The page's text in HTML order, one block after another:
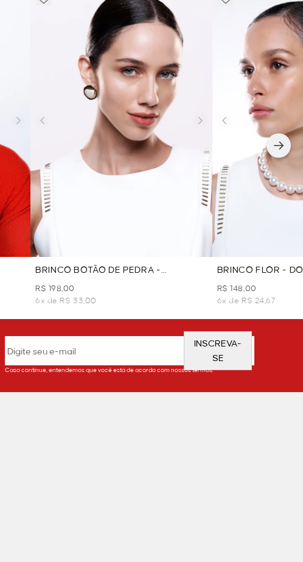
BRINCO BOTÃO DE PEDRA -
DOURADO
R$ 198,00
6x de R$ 33,00
BRINCO FLOR -
R$ 148,00
6x de R$ 24,67
INSCREVA-
SE
Caso continue, entendemos que você está de acordo com nossos termos.